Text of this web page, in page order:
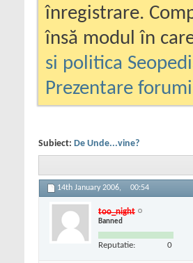
înregistrare.
însă modul în
si politica
Prezentare
Subiect: De Unde...vine?
14th January 2006, 00:54
too_night
Banned
Reputatie: 0